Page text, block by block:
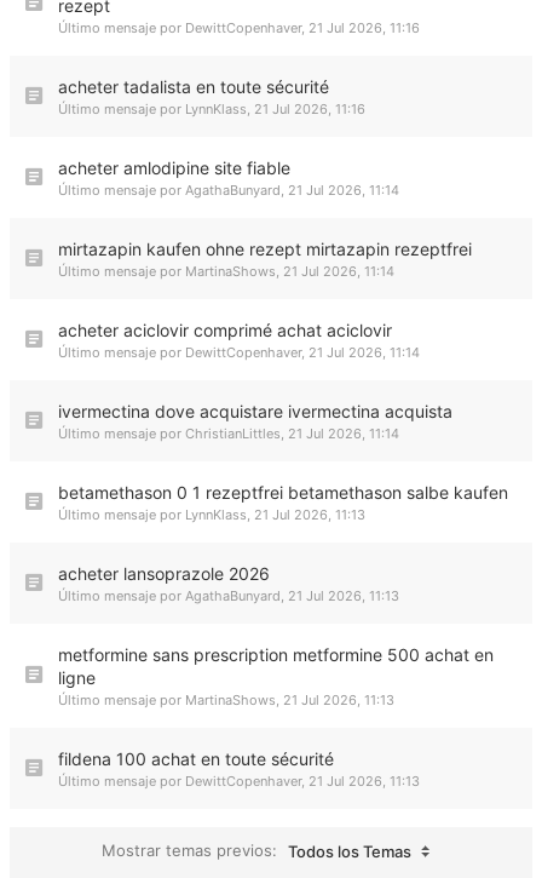
rezept
Último mensaje por DewittCopenhaver, 21 Jul 2026, 11:16
acheter tadalista en toute sécurité
Último mensaje por LynnKlass, 21 Jul 2026, 11:16
acheter amlodipine site fiable
Último mensaje por AgathaBunyard, 21 Jul 2026, 11:14
mirtazapin kaufen ohne rezept mirtazapin rezeptfrei
Último mensaje por MartinaShows, 21 Jul 2026, 11:14
acheter aciclovir comprimé achat aciclovir
Último mensaje por DewittCopenhaver, 21 Jul 2026, 11:14
ivermectina dove acquistare ivermectina acquista
Último mensaje por ChristianLittles, 21 Jul 2026, 11:14
betamethason 0 1 rezeptfrei betamethason salbe kaufen
Último mensaje por LynnKlass, 21 Jul 2026, 11:13
acheter lansoprazole 2026
Último mensaje por AgathaBunyard, 21 Jul 2026, 11:13
metformine sans prescription metformine 500 achat en
ligne
Último mensaje por MartinaShows, 21 Jul 2026, 11:13
fildena 100 achat en toute sécurité
Último mensaje por DewittCopenhaver, 21 Jul 2026, 11:13
Mostrar temas previos:
Todos los Temas